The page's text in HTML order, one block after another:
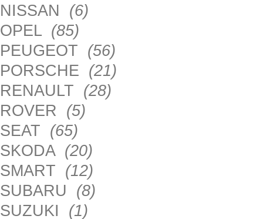
NISSAN (6)
OPEL (85)
PEUGEOT (56)
PORSCHE (21)
RENAULT (28)
ROVER (5)
SEAT (65)
SKODA (20)
SMART (12)
SUBARU (8)
SUZUKI (1)